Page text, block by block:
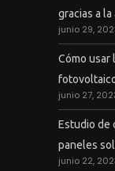
gracias a
junio 29,
Cómo usar
junio 27,
Estudio de
paneles
junio 22,